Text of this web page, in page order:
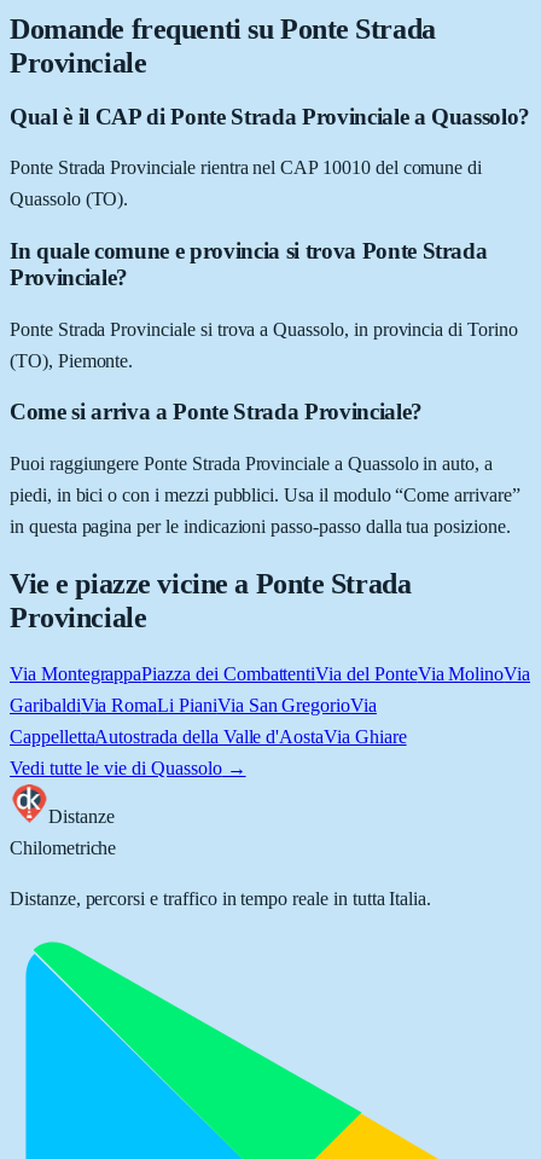
Domande frequenti su Ponte Strada
Provinciale
Qual è il CAP di Ponte Strada Provinciale a Quassolo?
Ponte Strada Provinciale rientra nel CAP 10010 del comune di
Quassolo (TO).
In quale comune e provincia si trova Ponte Strada
Provinciale?
Ponte Strada Provinciale si trova a Quassolo, in provincia di Torino
(TO), Piemonte.
Come si arriva a Ponte Strada Provinciale?
Puoi raggiungere Ponte Strada Provinciale a Quassolo in auto, a
piedi, in bici o con i mezzi pubblici. Usa il modulo “Come arrivare”
in questa pagina per le indicazioni passo-passo dalla tua posizione.
Vie e piazze vicine a Ponte Strada
Provinciale
Via MontegrappaPiazza dei CombattentiVia del PonteVia MolinoVia
GaribaldiVia RomaLi PianiVia San GregorioVia
CappellettaAutostrada della Valle d'AostaVia Ghiare
Vedi tutte le vie di Quassolo→
Distanze
Chilometriche
Distanze, percorsi e traffico in tempo reale in tutta Italia.